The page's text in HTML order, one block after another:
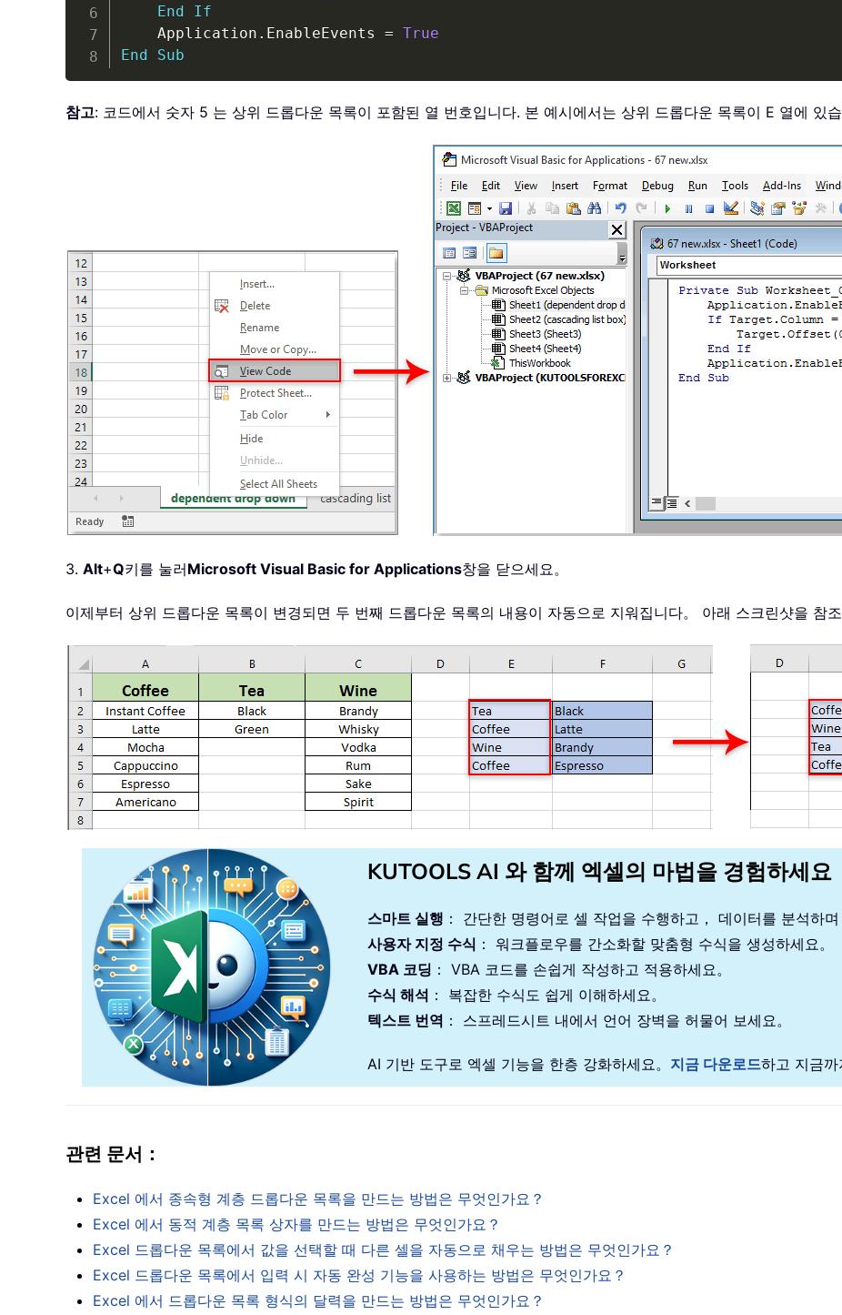
End
If
    Application
. EnableEvents = True
End
Sub
참고: 코드에서 숫자 5 는 상위 드롭다운 목록이 포함된 열 번호입니다. 본 예시에서는 상위 드롭다운 목록이 E 열에 있습
3. Alt+Q키를 눌러Microsoft Visual Basic for Applications창을 닫으세요。
이제부터 상위 드롭다운 목록이 변경되면 두 번째 드롭다운 목록의 내용이 자동으로 지워집니다。 아래 스크린샷을 참조
KUTOOLS AI 와 함께 엑셀의 마법을 경험하세요
스마트 실행 ： 간단한 명령어로 셀 작업을 수행하고， 데이터를 분석하며
사용자 지정 수식 ： 워크플로우를 간소화할 맞춤형 수식을 생성하세요。
VBA 코딩 ： VBA 코드를 손쉽게 작성하고 적용하세요。
수식 해석 ： 복잡한 수식도 쉽게 이해하세요。
텍스트 번역 ： 스프레드시트 내에서 언어 장벽을 허물어 보세요。
AI 기반 도구로 엑셀 기능을 한층 강화하세요。 지금 다운로드하고 지금까
관련 문서：
Excel 에서 종속형 계층 드롭다운 목록을 만드는 방법은 무엇인가요？
Excel 에서 동적 계층 목록 상자를 만드는 방법은 무엇인가요？
Excel 드롭다운 목록에서 값을 선택할 때 다른 셀을 자동으로 채우는 방법은 무엇인가요？
Excel 드롭다운 목록에서 입력 시 자동 완성 기능을 사용하는 방법은 무엇인가요？
Excel 에서 드롭다운 목록 형식의 달력을 만드는 방법은 무엇인가요？